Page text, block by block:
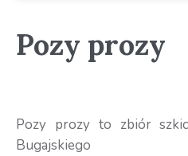
Pozy prozy
Pozy prozy to zbiór
Bugajskiego